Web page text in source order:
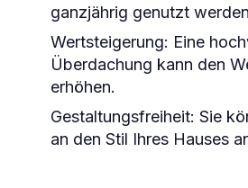
ganzjährig genutzt
Wertsteigerung: Eine
Überdachung kann den
erhöhen.
Gestaltungsfreiheit: Sie
an den Stil Ihres Hauses